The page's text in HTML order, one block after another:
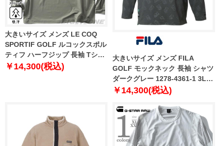
大きいサイズ メンズ LE COQ
SPORTIF GOLF ルコックスポル
ティフ ハーフジップ 長袖 Tシャ
ツ 吸汗 ストレッチ ゴルフウェア
￥14,300(税込)
大きいサイズ メンズ FILA
GOLF モックネック 長袖 シャツ
ダークグレー 1278-4361-1 3L
4L 5L 6L
￥14,300(税込)